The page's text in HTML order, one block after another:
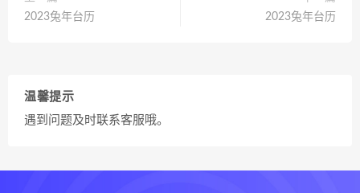
2023兔年台历
2023兔年台历
温馨提示
遇到问题及时联系客服哦。